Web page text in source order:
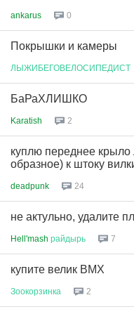
ankarus 0
Покрышки и камеры
ЛЫЖИБЕГОВЕЛОСИПЕДИСТ
БаРаХЛИШКО
Karatish 2
куплю переднее крыло
образное) к штоку
deadpunk 24
не актульно, удалите
Hell'mash райдырь 7
купите велик BMX
Зоокорзинка 2